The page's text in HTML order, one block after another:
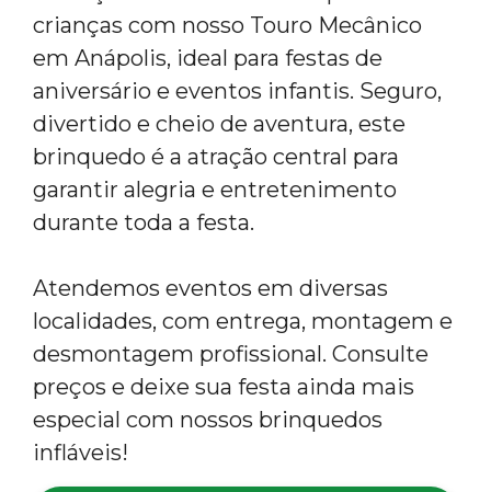
crianças com nosso Touro Mecânico
em Anápolis, ideal para festas de
aniversário e eventos infantis. Seguro,
divertido e cheio de aventura, este
brinquedo é a atração central para
garantir alegria e entretenimento
durante toda a festa.
Atendemos eventos em diversas
localidades, com entrega, montagem e
desmontagem profissional. Consulte
preços e deixe sua festa ainda mais
especial com nossos brinquedos
infláveis!